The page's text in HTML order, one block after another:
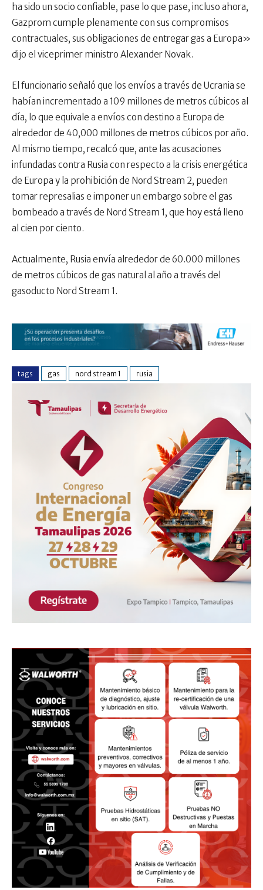
ha sido un socio confiable, pase lo que pase, incluso ahora,
Gazprom cumple plenamente con sus compromisos
contractuales, sus obligaciones de entregar gas a Europa»
dijo el viceprimer ministro Alexander Novak.
El funcionario señaló que los envíos a través de Ucrania se
habían incrementado a 109 millones de metros cúbicos al
día, lo que equivale a envíos con destino a Europa de
alrededor de 40,000 millones de metros cúbicos por año.
Al mismo tiempo, recalcó que, ante las acusaciones
infundadas contra Rusia con respecto a la crisis energética
de Europa y la prohibición de Nord Stream 2, pueden
tomar represalias e imponer un embargo sobre el gas
bombeado a través de Nord Stream 1, que hoy está lleno
al cien por ciento.
Actualmente, Rusia envía alrededor de 60.000 millones
de metros cúbicos de gas natural al año a través del
gasoducto Nord Stream 1.
tags gas nord stream 1 rusia